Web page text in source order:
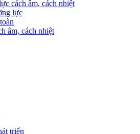
cách âm, cách nhiệt
lực
âm, cách nhiệt
triển